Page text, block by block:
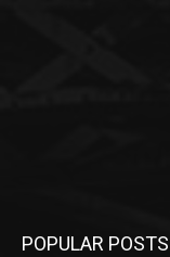
POPULAR POSTS